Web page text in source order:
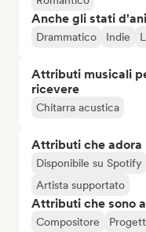
Anche gli stati
Drammatico Indie
Attributi musicali
ricevere
Chitarra acustica
Attributi che adora
Disponibile su Spotify
Artista supportato
Attributi che sono
Compositore